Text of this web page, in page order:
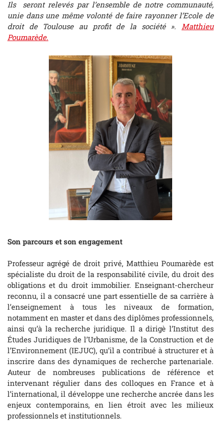
Ils seront relevés par l’ensemble de notre communauté,
unie dans une même volonté de faire rayonner l’Ecole de
droit de Toulouse au profit de la société ». Matthieu
Poumarède.
Son parcours et son engagement
Professeur agrégé de droit privé, Matthieu Poumarède est
spécialiste du droit de la responsabilité civile, du droit des
obligations et du droit immobilier. Enseignant-chercheur
reconnu, il a consacré une part essentielle de sa carrière à
l’enseignement à tous les niveaux de formation,
notamment en master et dans des diplômes professionnels,
ainsi qu’à la recherche juridique. Il a dirigè l’Institut des
Études Juridiques de l’Urbanisme, de la Construction et de
l’Environnement (IEJUC), qu’il a contribué à structurer et à
inscrire dans des dynamiques de recherche partenariale.
Auteur de nombreuses publications de référence et
intervenant régulier dans des colloques en France et à
l’international, il développe une recherche ancrée dans les
enjeux contemporains, en lien étroit avec les milieux
professionnels et institutionnels.